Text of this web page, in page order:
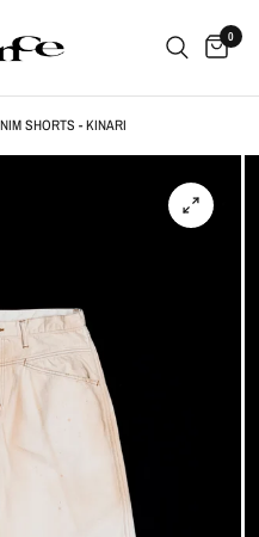
0
SHORTS - KINARI